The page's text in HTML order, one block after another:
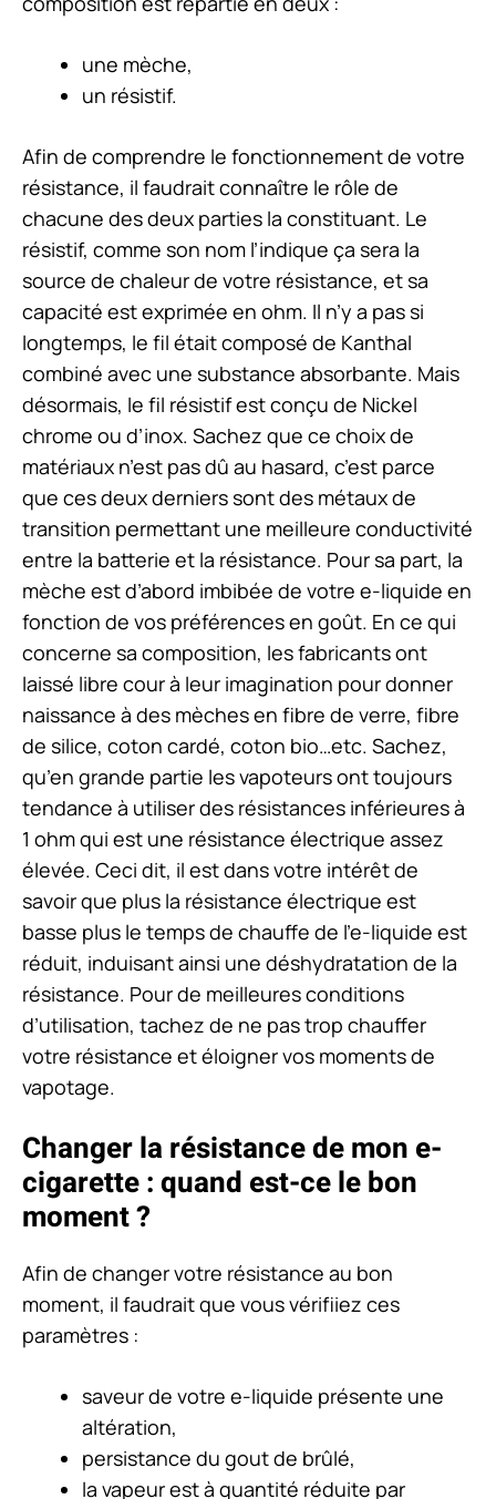
une mèche,
un résistif.
Afin de comprendre le fonctionnement de votre
résistance, il faudrait connaître le rôle de
chacune des deux parties la constituant. Le
résistif, comme son nom l’indique ça sera la
source de chaleur de votre résistance, et sa
capacité est exprimée en ohm. Il n’y a pas si
longtemps, le fil était composé de Kanthal
combiné avec une substance absorbante. Mais
désormais, le fil résistif est conçu de Nickel
chrome ou d’inox. Sachez que ce choix de
matériaux n’est pas dû au hasard, c’est parce
que ces deux derniers sont des métaux de
transition permettant une meilleure conductivité
entre la batterie et la résistance. Pour sa part, la
mèche est d’abord imbibée de votre e-liquide en
fonction de vos préférences en goût. En ce qui
concerne sa composition, les fabricants ont
laissé libre cour à leur imagination pour donner
naissance à des mèches en fibre de verre, fibre
de silice, coton cardé, coton bio…etc. Sachez,
qu’en grande partie les vapoteurs ont toujours
tendance à utiliser des résistances inférieures à
1 ohm qui est une résistance électrique assez
élevée. Ceci dit, il est dans votre intérêt de
savoir que plus la résistance électrique est
basse plus le temps de chauffe de l’e-liquide est
réduit, induisant ainsi une déshydratation de la
résistance. Pour de meilleures conditions
d’utilisation, tachez de ne pas trop chauffer
votre résistance et éloigner vos moments de
vapotage.
Changer la résistance de mon e-
cigarette : quand est-ce le bon
moment ?
Afin de changer votre résistance au bon
moment, il faudrait que vous vérifiiez ces
paramètres :
saveur de votre e-liquide présente une
altération,
persistance du gout de brûlé,
la vapeur est à quantité réduite par